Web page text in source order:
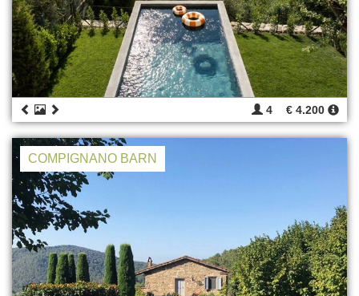
4 € 4.200
COMPIGNANO BARN